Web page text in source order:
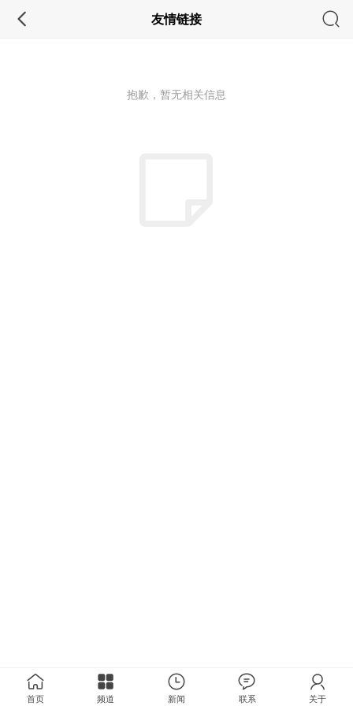
友情链接
抱歉，暂无相关信息
首页 频道 新闻 联系 关于